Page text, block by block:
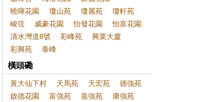
曉暉花園
瓊山苑 瓊麗苑
瓊軒苑
峻弦
威豪花園 怡發花園
怡富花園
清水灣道8號
彩峰苑
興業大廈
彩興苑
泰峰
橫頭磡
黃大仙下村 天馬苑 天宏苑
德強苑
啟德花園
富強苑 嘉強苑 康強苑